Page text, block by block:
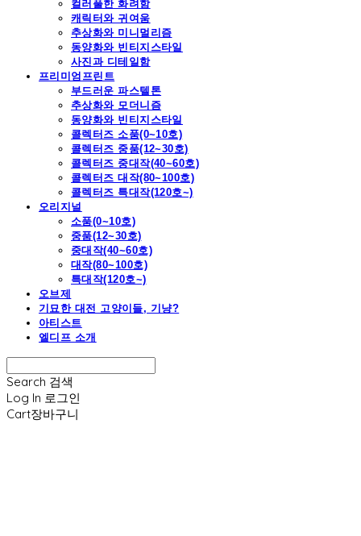
컬러풀한 화려함
캐릭터와 귀여움
추상화와 미니멀리즘
동양화와 빈티지스타일
사진과 디테일함
프리미엄프린트
부드러운 파스텔톤
추상화와 모더니즘
동양화와 빈티지스타일
콜렉터즈 소품(0~10호)
콜렉터즈 중품(12~30호)
콜렉터즈 중대작(40~60호)
콜렉터즈 대작(80~100호)
콜렉터즈 특대작(120호~)
오리지널
소품(0~10호)
중품(12~30호)
중대작(40~60호)
대작(80~100호)
특대작(120호~)
오브제
기묘한 대전 고양이들, 기냥?
아티스트
엘디프 소개
Search 검색
Log In 로그인
Cart장바구니